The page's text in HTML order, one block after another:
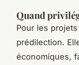
Quand
Pour les
prédilection.
économiques,